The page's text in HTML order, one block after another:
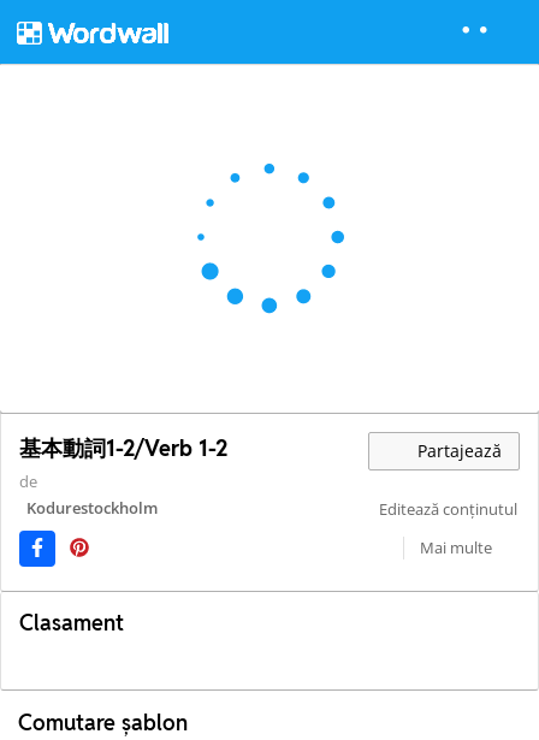
基本動詞1-2/Verb 1-2 Partajează
de
Kodurestockholm
Editează conținutul
Mai multe
Clasament
Comutare șablon